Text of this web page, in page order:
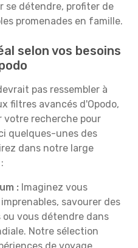
se détendre, profiter de
promenades en famille.
selon vos besoins
pas ressembler à
filtres avancés d'Opodo,
votre recherche pour
quelques-unes des
dans notre large
: Imaginez vous
savourer des
vous détendre dans
Notre sélection